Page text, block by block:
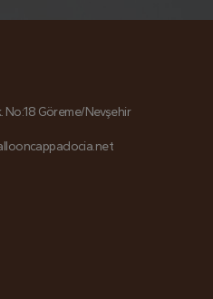
No:18 Göreme/Nevşehir